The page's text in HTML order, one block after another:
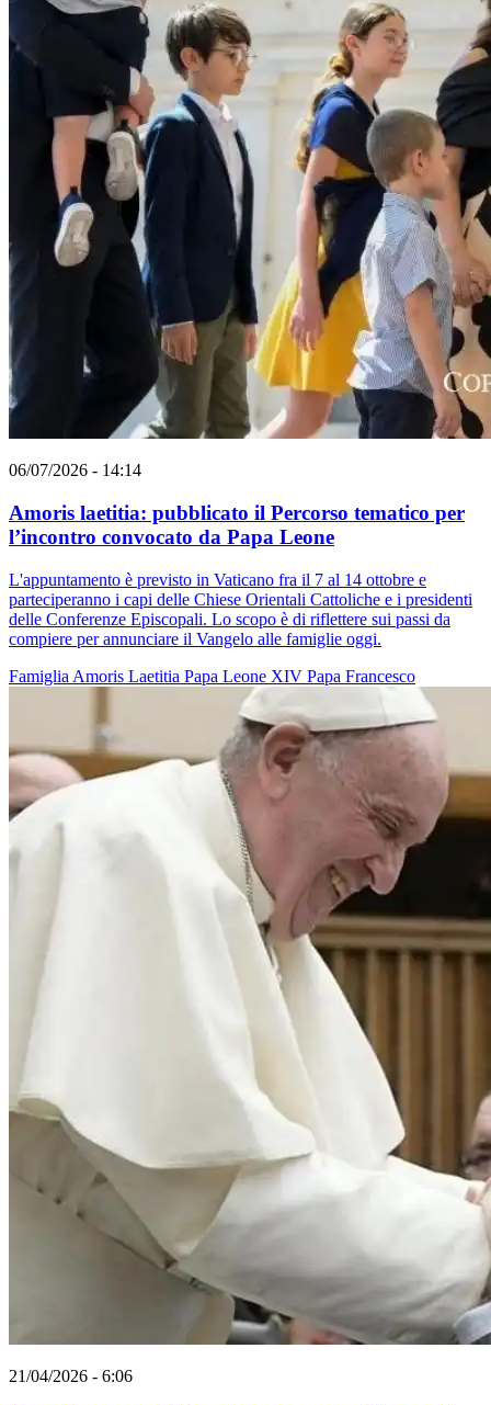
06/07/2026 - 14:14
Amoris laetitia: pubblicato il Percorso tematico per
l’incontro convocato da Papa Leone
L'appuntamento è previsto in Vaticano fra il 7 al 14 ottobre e
parteciperanno i capi delle Chiese Orientali Cattoliche e i presidenti
delle Conferenze Episcopali. Lo scopo è di riflettere sui passi da
compiere per annunciare il Vangelo alle famiglie oggi.
Famiglia Amoris Laetitia Papa Leone XIV Papa Francesco
21/04/2026 - 6:06